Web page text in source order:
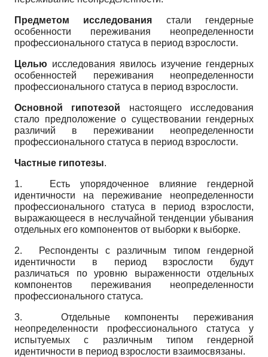
Предметом исследования стали ген­дерные
особенности переживания неопределенности
профессионального статуса в период взрослости.
Целью исследования явилось изучение гендерных
особенностей переживания неопределенности
профессионального статуса в период взрослости.
Основной гипотезой настоящего исследования
стало предположение о существовании гендерных
различий в переживании неопределенности
профессионального статуса в период взрослости.
Частные гипотезы.
1.
Есть упорядоченное влияние ген­дерной
идентичности на переживание неопределенности
профессионального статуса в период взрослости,
выражающееся в неслучайной тенденции убывания
отдельных его компонентов от выборки к выборке.
2.
Респонденты с различным типом гендерной
идентичности в период взрослости будут
различаться по уровню выраженности отдельных
компонентов переживания неопределенности
профессионального статуса.
3.
Отдельные компоненты переживания
неопределенности профессионального статуса у
испытуемых с различным типом гендерной
идентичности в период взрослости взаимосвязаны.